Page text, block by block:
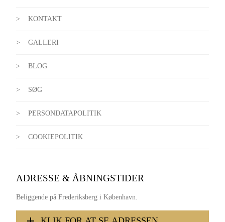
KONTAKT
GALLERI
BLOG
SØG
PERSONDATAPOLITIK
COOKIEPOLITIK
ADRESSE & ÅBNINGSTIDER
Beliggende på Frederiksberg i København.